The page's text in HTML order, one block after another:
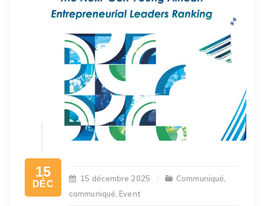
15
DÉC
15 décembre 2025 Communiqué,
communiqué,Event